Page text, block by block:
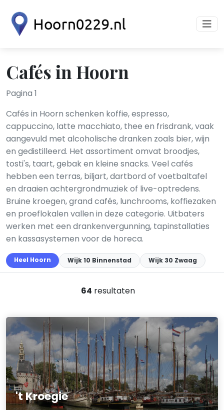
Cafés in Hoorn
Pagina 1
Cafés in Hoorn schenken koffie, espresso,
cappuccino, latte macchiato, thee en frisdrank, vaak
aangevuld met alcoholische dranken zoals bier, wijn
en gedistilleerd. Het assortiment omvat broodjes,
tosti's, taart, gebak en kleine snacks. Veel cafés
hebben een terras, biljart, dartbord of voetbaltafel
en draaien achtergrondmuziek of live-optredens.
Bruine kroegen, grand cafés, lunchrooms, koffiezaken
en proeflo­kalen vallen in deze categorie. Uitbaters
werken met een drankenvergunning, tapinstallaties
en kassa­systemen voor de horeca.
Heel Hoorn Wijk 10 Binnenstad Wijk 30 Zwaag
64 resultaten
't Kroegie